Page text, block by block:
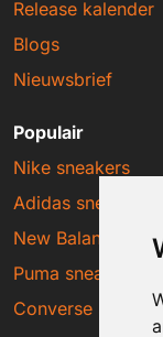
Release kalender
Blogs
Nieuwsbrief
Populair
Nike sneakers
Adidas sneakers
New Balance
Puma sneakers
Converse